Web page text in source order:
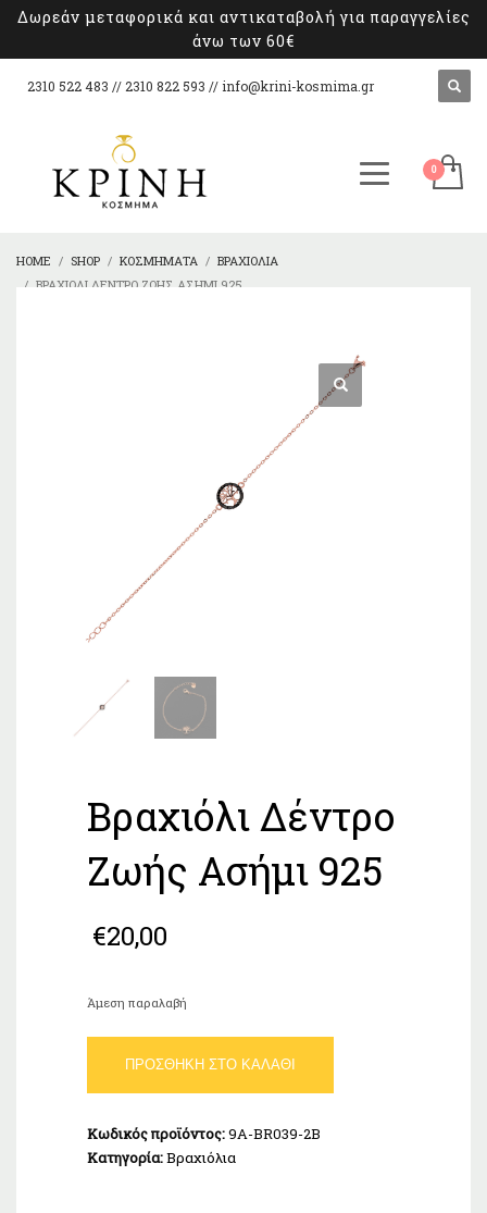
Δωρεάν μεταφορικά και αντικαταβολή για παραγγελίες
άνω των 60€
2310 522 483 // 2310 822 593 // info@krini-kosmima.gr
HOME SHOP ΚΟΣΜΉΜΑΤΑ
ΒΡΑΧΙΌΛΙΑ
ΒΡΑΧΙΌΛΙ ΔΈΝΤΡΟ ΖΩΉΣ ΑΣΉΜΙ 925
Βραχιόλι Δέντρο
Ζωής Ασήμι 925
€20,00
Άμεση παραλαβή
Δέντρο
Ζωής
925
ποσότητα
ΠΡΟΣΘΉΚΗ ΣΤΟ ΚΑΛΆΘΙ
Κωδικός προϊόντος:9A-BR039-2B
Κατηγορία:Βραχιόλια